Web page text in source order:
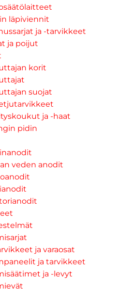
läpiviennit
ja -tarvikkeet
ja poijut
korit
suojat
ja -haat
pidin
veden anodit
ja varaosat
ja tarvikkeet
ja -levyt